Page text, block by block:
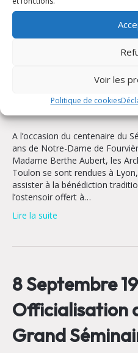
Voir les
Politique de cookies
A l’occasion du centenaire du
ans de Notre-Dame de
Madame Berthe Aubert, les
Toulon se sont rendues à
assister à la bénédiction
l’ostensoir offert à…
Lire la suite
8 Septembre
Officialisation
Grand